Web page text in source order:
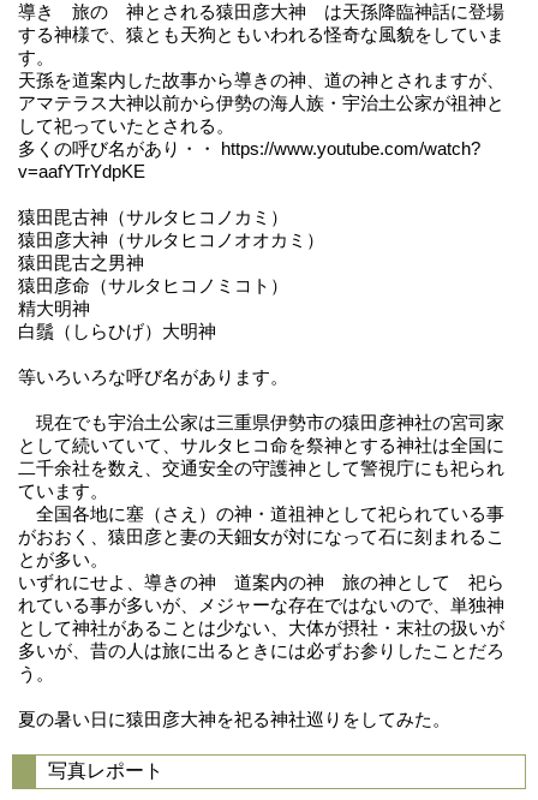
導き 旅の 神とされる猿田彦大神 は天孫降臨神話に登場
する神様で、猿とも天狗ともいわれる怪奇な風貌をしていま
す。
天孫を道案内した故事から導きの神、道の神とされますが、
アマテラス大神以前から伊勢の海人族・宇治土公家が祖神と
して祀っていたとされる。
多くの呼び名があり・・ https://www.youtube.com/watch?
v=aafYTrYdpKE
猿田毘古神（サルタヒコノカミ）
猿田彦大神（サルタヒコノオオカミ）
猿田毘古之男神
猿田彦命（サルタヒコノミコト）
精大明神
白鬚（しらひげ）大明神
等いろいろな呼び名があります。
現在でも宇治土公家は三重県伊勢市の猿田彦神社の宮司家
として続いていて、サルタヒコ命を祭神とする神社は全国に
二千余社を数え、交通安全の守護神として警視庁にも祀られ
ています。
全国各地に塞（さえ）の神・道祖神として祀られている事
がおおく、猿田彦と妻の天鈿女が対になって石に刻まれるこ
とが多い。
いずれにせよ、導きの神 道案内の神 旅の神として 祀ら
れている事が多いが、メジャーな存在ではないので、単独神
として神社があることは少ない、大体が摂社・末社の扱いが
多いが、昔の人は旅に出るときには必ずお参りしたことだろ
う。
夏の暑い日に猿田彦大神を祀る神社巡りをしてみた。
写真レポート